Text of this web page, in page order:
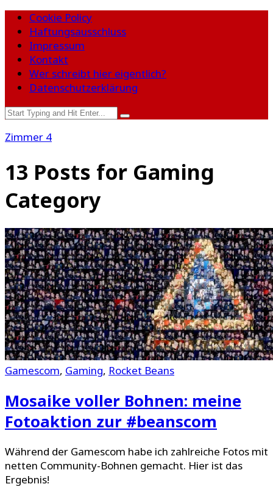
Cookie Policy
Haftungsausschluss
Impressum
Kontakt
Wer schreibt hier eigentlich?
Datenschutzerklärung
Zimmer 4
13 Posts for Gaming
Category
Gamescom, Gaming, Rocket Beans
Mosaike voller Bohnen: meine
Fotoaktion zur #beanscom
Während der Gamescom habe ich zahlreiche Fotos mit
netten Community-Bohnen gemacht. Hier ist das
Ergebnis!